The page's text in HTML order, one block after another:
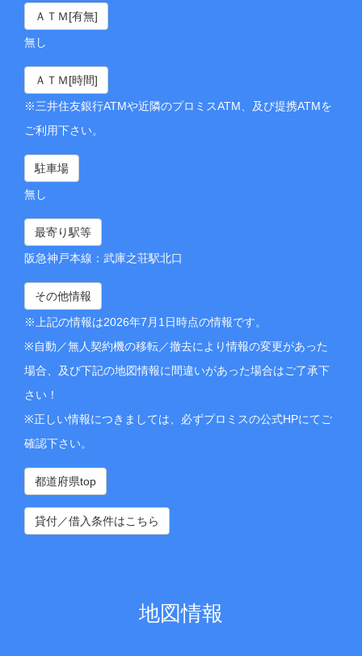
ＡＴＭ[有無]
無し
ＡＴＭ[時間]
※三井住友銀行ATMや近隣のプロミスATM、及び提携ATMを
ご利用下さい。
駐車場
無し
最寄り駅等
阪急神戸本線：武庫之荘駅北口
その他情報
※上記の情報は2026年7月1日時点の情報です。
※自動／無人契約機の移転／撤去により情報の変更があった
場合、及び下記の地図情報に間違いがあった場合はご了承下
さい！
※正しい情報につきましては、必ずプロミスの公式HPにてご
確認下さい。
都道府県top
貸付／借入条件はこちら
地図情報